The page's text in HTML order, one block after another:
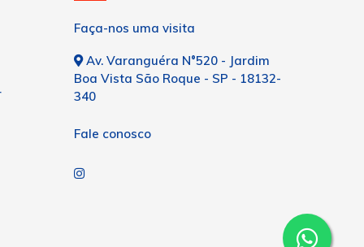
Faça-nos uma visita
Av. Varanguéra N°520 - Jardim
Boa Vista São Roque - SP - 18132-
340
Fale conosco